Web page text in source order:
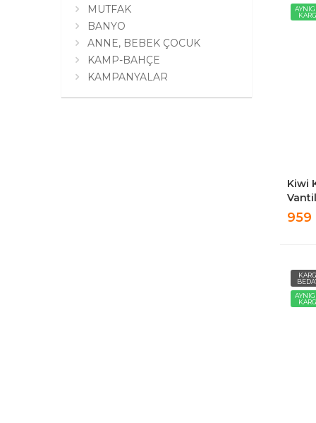
MUTFAK
BANYO
ANNE, BEBEK ÇOCUK
KAMP-BAHÇE
KAMPANYALAR
Kiwi
959